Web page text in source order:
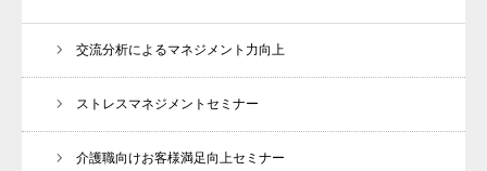
交流分析によるマネジメント力向上
ストレスマネジメントセミナー
介護職向けお客様満足向上セミナー